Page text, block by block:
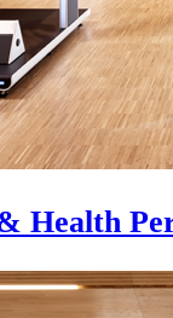
Health